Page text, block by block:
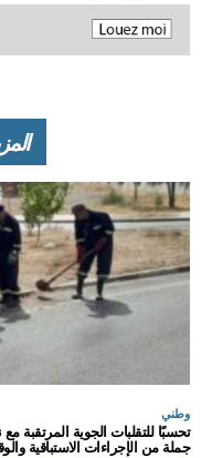
وطني
تحسبًا للتقلبات الجوية
جملة من الإجراءات الاستباقية